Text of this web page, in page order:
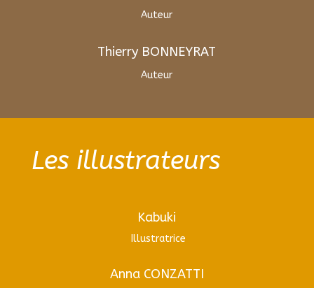
Auteur
Thierry BONNEYRAT
Auteur
Les illustrateurs
Kabuki
Illustratrice
Anna CONZATTI